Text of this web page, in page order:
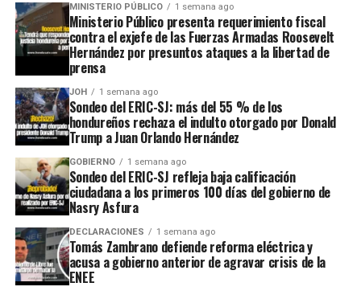
MINISTERIO PÚBLICO 1 semana ago
Ministerio Público presenta requerimiento fiscal
contra el exjefe de las Fuerzas Armadas Roosevelt
Hernández por presuntos ataques a la libertad de
prensa
JOH 1 semana ago
Sondeo del ERIC-SJ: más del 55 % de los
hondureños rechaza el indulto otorgado por Donald
Trump a Juan Orlando Hernández
GOBIERNO 1 semana ago
Sondeo del ERIC-SJ refleja baja calificación
ciudadana a los primeros 100 días del gobierno de
Nasry Asfura
DECLARACIONES 1 semana ago
Tomás Zambrano defiende reforma eléctrica y
acusa a gobierno anterior de agravar crisis de la
ENEE